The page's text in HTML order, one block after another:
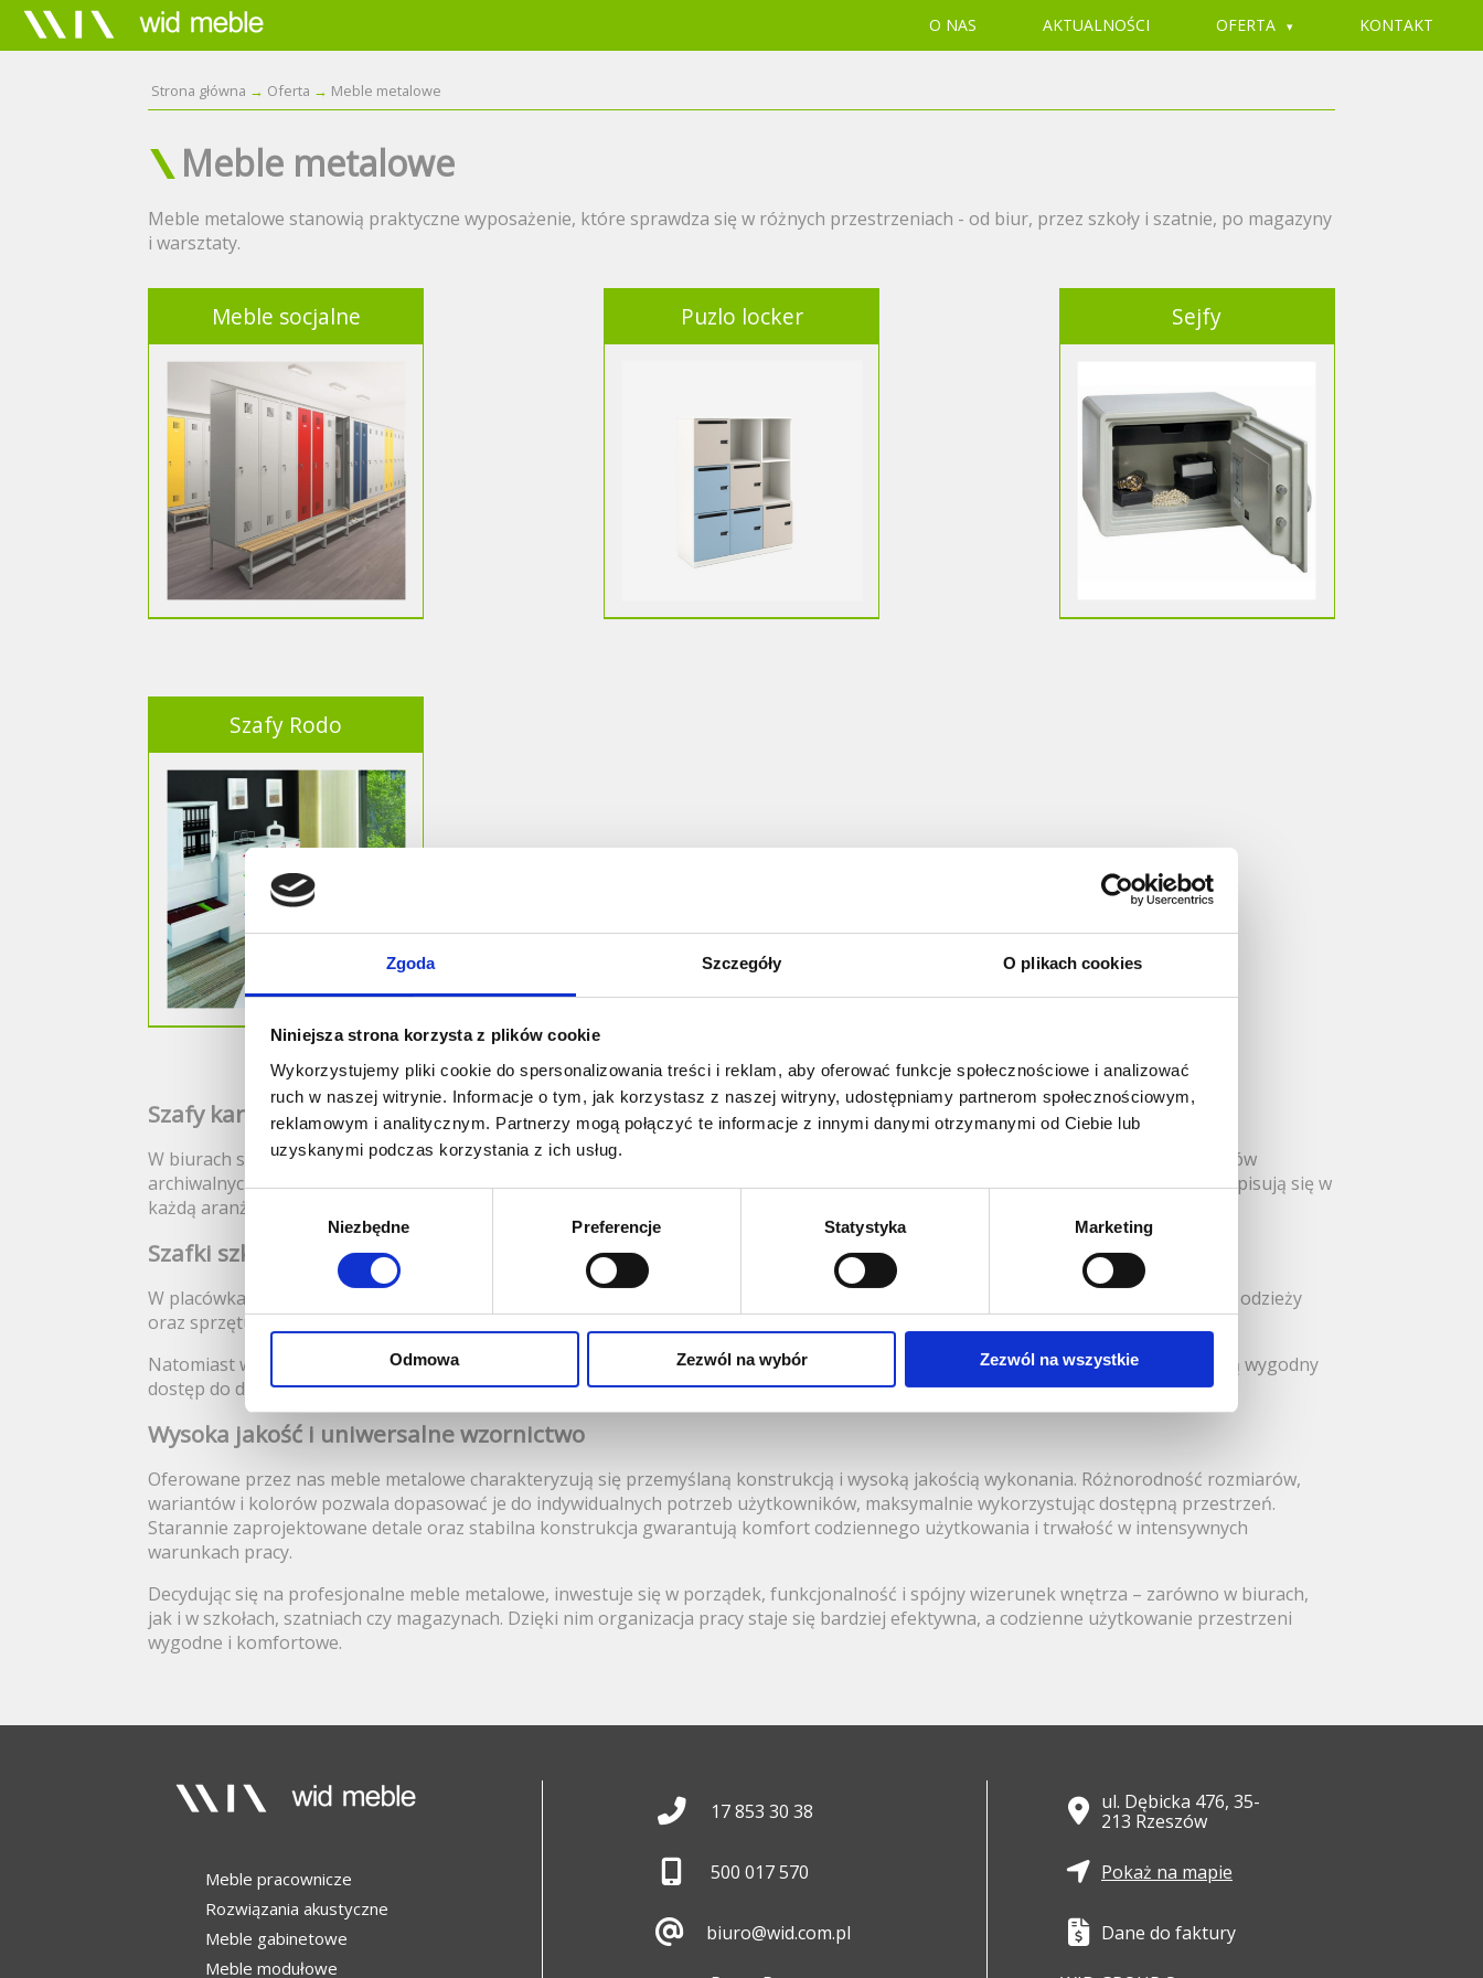
Zgoda Szczegóły O plikach cookies
Niniejsza strona korzysta z plików cookie
Wykorzystujemy pliki cookie do spersonalizowania treści i reklam, aby oferować funkcje społecznościowe i analizować
ruch w naszej witrynie. Informacje o tym, jak korzystasz z naszej witryny, udostępniamy partnerom społecznościowym,
reklamowym i analitycznym. Partnerzy mogą połączyć te informacje z innymi danymi otrzymanymi od Ciebie lub
uzyskanymi podczas korzystania z ich usług.
Wybór
Niezbędne Preferencje Statystyka Marketing
Odmowa Zezwól na wybór Zezwól na wszystkie
O NAS AKTUALNOŚCI OFERTA KONTAKT
Strona główna Oferta Meble metalowe
Meble metalowe
Meble metalowe stanowią praktyczne wyposażenie, które sprawdza się w różnych przestrzeniach - od biur, przez szkoły i szatnie, po magazyny
i warsztaty.
Meble socjalne Puzlo locker Sejfy
Szafy Rodo
Szafy kartotekowe - niezbędne wyposażenie biura
W biurach szczególnie przydatne są szafy kartotekowe, zapewniające uporządkowane przechowywanie dokumentów, akt i materiałów
archiwalnych. Solidna konstrukcja takich szaf gwarantuje wieloletnie użytkowanie, a ich uniwersalny design sprawia, że doskonale wpisują się w
każdą aranżację biurową.
Szafki szkolne i szatniowe - porządek w szkołach i szatniach
W placówkach edukacyjnych i szatniach najlepiej sprawdzają się szafki szkolne i szatniowe, które umożliwiają efektywną organizację odzieży
oraz sprzętu uczniów i pracowników.
Natomiast w pracowniach, warsztatach i magazynach najlepiej dobrze mieć stoły metalowe oraz regały archiwalne, które zapewniają wygodny
dostęp do dokumentów, narzędzi i materiałów, ułatwiając porządek w przestrzeni roboczej.
Wysoka jakość i uniwersalne wzornictwo
Oferowane przez nas meble metalowe charakteryzują się przemyślaną konstrukcją i wysoką jakością wykonania. Różnorodność rozmiarów,
wariantów i kolorów pozwala dopasować je do indywidualnych potrzeb użytkowników, maksymalnie wykorzystując dostępną przestrzeń.
Starannie zaprojektowane detale oraz stabilna konstrukcja gwarantują komfort codziennego użytkowania i trwałość w intensywnych
warunkach pracy.
Decydując się na profesjonalne meble metalowe, inwestuje się w porządek, funkcjonalność i spójny wizerunek wnętrza – zarówno w biurach,
jak i w szkołach, szatniach czy magazynach. Dzięki nim organizacja pracy staje się bardziej efektywna, a codzienne użytkowanie przestrzeni
wygodne i komfortowe.
Meble pracownicze
Rozwiązania akustyczne
Meble gabinetowe
Meble modułowe
17 853 30 38
500 017 570
biuro@wid.com.pl
ul. Dębicka 476, 35-
213 Rzeszów
Pokaż na mapie
Dane do faktury